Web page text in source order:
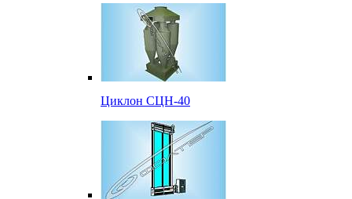
Циклон СЦН-40